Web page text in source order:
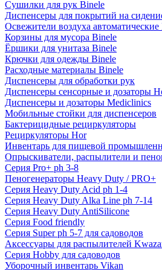
Сушилки для рук Binele
Диспенсеры для покрытий на
Освежители воздуха автоматические
Корзины для мусора Binele
Ёршики для унитаза Binele
Крючки для одежды Binele
Расходные материалы Binele
Диспенсеры для обработки рук
Диспенсеры сенсорные и дозаторы
Диспенсеры и дозаторы Mediclinics
Мобильные стойки для диспенсеров
Бактерицидные рециркуляторы
Рециркуляторы Hor
Инвентарь для пищевой
Опрыскиватели, распылители и
Серия Pro+ ph 3-8
Пеногенераторы Heavy Duty / PRO+
Серия Heavy Duty Acid ph 1-4
Серия Heavy Duty Alka Line ph 7-14
Серия Heavy Duty AntiSilicone
Серия Food friendly
Серия Super ph 5-7 для садоводов
Аксессуары для распылителей
Серия Hobby для садоводов
Уборочный инвентарь Vikan